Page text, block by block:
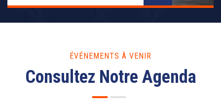
ÉVÉNEMENTS À VENIR
Consultez Notre Agenda